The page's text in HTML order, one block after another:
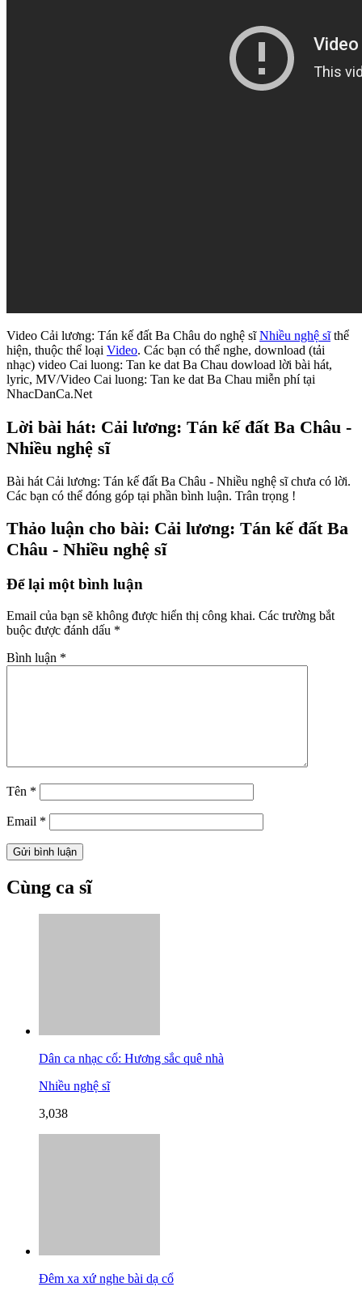
Video Cải lương: Tán kế đất Ba Châu do nghệ sĩNhiều nghệ sĩthể
hiện, thuộc thể loại Video. Các bạn có thể nghe, download (tải
nhạc) video Cai luong: Tan ke dat Ba Chau dowload lời bài hát,
lyric, MV/Video Cai luong: Tan ke dat Ba Chau miễn phí tại
NhacDanCa.Net
Lời bài hát: Cải lương: Tán kế đất Ba Châu -
Nhiều nghệ sĩ
Bài hát Cải lương: Tán kế đất Ba Châu - Nhiều nghệ sĩ chưa có lời.
Các bạn có thể đóng góp tại phần bình luận. Trân trọng !
Thảo luận cho bài: Cải lương: Tán kế đất Ba
Châu - Nhiều nghệ sĩ
Để lại một bình luận
Email của bạn sẽ không được hiển thị công khai. Các trường bắt
buộc được đánh dấu *
Bình luận *
Tên *
Email *
Cùng ca sĩ
Dân ca nhạc cổ: Hương sắc quê nhà
Nhiều nghệ sĩ
3,038
Đêm xa xứ nghe bài dạ cổ